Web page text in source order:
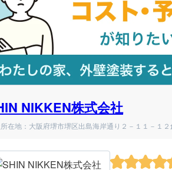
NIKKEN株式会社
在地：大阪府堺市堺区出島海岸通り２－１１－１２